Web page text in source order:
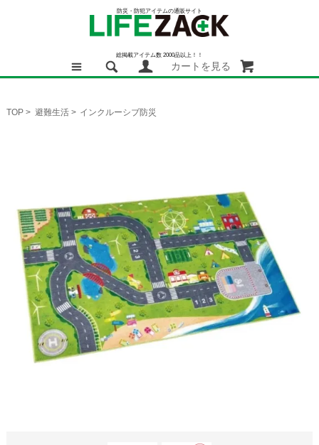
防災・防犯アイテムの通販サイト
総掲載アイテム数 2000品以上！！
カートを見る
TOP > 避難生活 > インクルーシブ防災